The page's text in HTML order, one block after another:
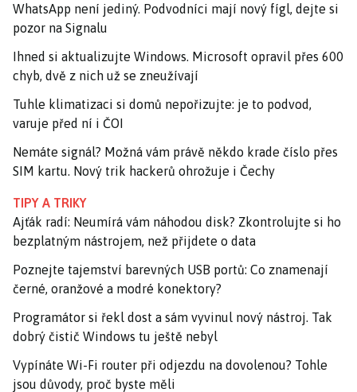
WhatsApp není jediný. Podvodníci mají nový fígl, dejte si
pozor na Signalu
Ihned si aktualizujte Windows. Microsoft opravil přes 600
chyb, dvě z nich už se zneužívají
Tuhle klimatizaci si domů nepořizujte: je to podvod,
varuje před ní i ČOI
Nemáte signál? Možná vám právě někdo krade číslo přes
SIM kartu. Nový trik hackerů ohrožuje i Čechy
TIPY A TRIKY
Ajťák radí: Neumírá vám náhodou disk? Zkontrolujte si ho
bezplatným nástrojem, než přijdete o data
Poznejte tajemství barevných USB portů: Co znamenají
černé, oranžové a modré konektory?
Programátor si řekl dost a sám vyvinul nový nástroj. Tak
dobrý čistič Windows tu ještě nebyl
Vypínáte Wi-Fi router při odjezdu na dovolenou? Tohle
jsou důvody, proč byste měli